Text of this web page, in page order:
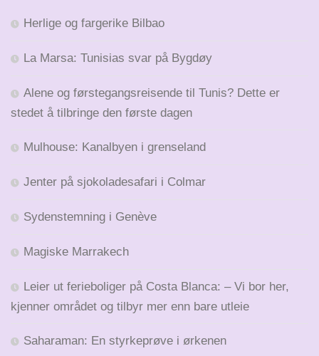
Herlige og fargerike Bilbao
La Marsa: Tunisias svar på Bygdøy
Alene og førstegangsreisende til Tunis? Dette er
stedet å tilbringe den første dagen
Mulhouse: Kanalbyen i grenseland
Jenter på sjokoladesafari i Colmar
Sydenstemning i Genève
Magiske Marrakech
Leier ut ferieboliger på Costa Blanca: – Vi bor her,
kjenner området og tilbyr mer enn bare utleie
Saharaman: En styrkeprøve i ørkenen